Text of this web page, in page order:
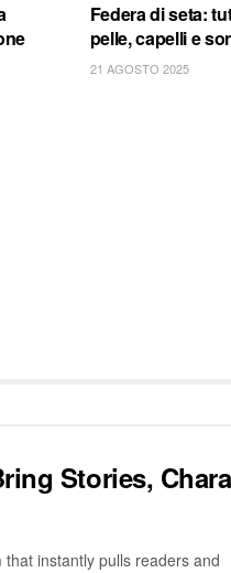
Federa di seta:
pelle, capelli e
21 AGOSTO 2025
Stories,
instantly pulls readers and